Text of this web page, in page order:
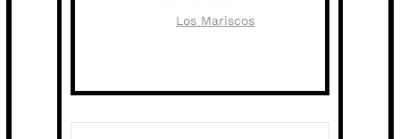
Los Mariscos